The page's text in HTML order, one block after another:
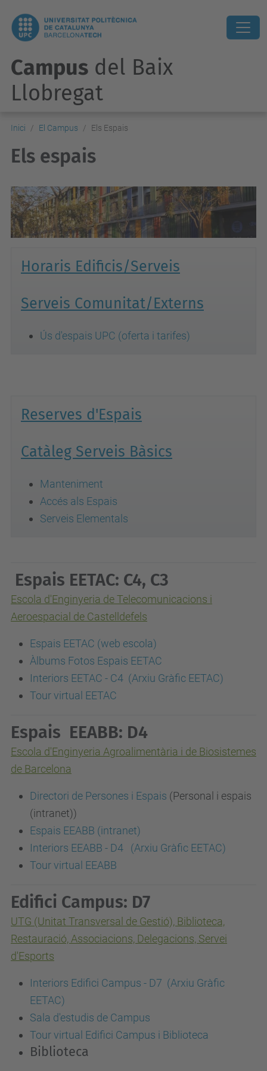
Campus del Baix
Llobregat
Inici El Campus Els Espais
Els espais
Horaris Edificis/Serveis
Serveis Comunitat/Externs
Ús d'espais UPC (oferta i tarifes)
Reserves d'Espais
Catàleg Serveis Bàsics
Manteniment
Accés als Espais
Serveis Elementals
Espais EETAC: C4, C3
Escola d'Enginyeria de Telecomunicacions i
Aeroespacial de Castelldefels
Espais EETAC (web escola)
Àlbums Fotos Espais EETAC
Interiors EETAC - C4 (Arxiu Gràfic EETAC)
Tour virtual EETAC
Espais EEABB: D4
Escola d'Enginyeria Agroalimentària i de Biosistemes
de Barcelona
Directori de Persones i Espais (Personal i espais
(intranet))
Espais EEABB (intranet)
Interiors EEABB - D4 (Arxiu Gràfic EETAC)
Tour virtual EEABB
Edifici Campus: D7
UTG (Unitat Transversal de Gestió), Biblioteca,
Restauració, Associacions, Delegacions, Servei
d'Esports
Interiors Edifici Campus - D7 (Arxiu Gràfic
EETAC)
Sala d'estudis de Campus
Tour virtual Edifici Campus i Biblioteca
Biblioteca